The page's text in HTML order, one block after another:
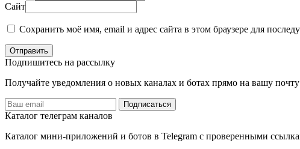
Сайт
Сохранить моё имя, email и адрес сайта в этом браузере для
Отправить
Подпишитесь на рассылку
Получайте уведомления о новых каналах и ботаx прямо на вашу почту
Подписаться
Каталог телеграм каналов
Каталог мини-приложений и ботов в Telegram с проверенными